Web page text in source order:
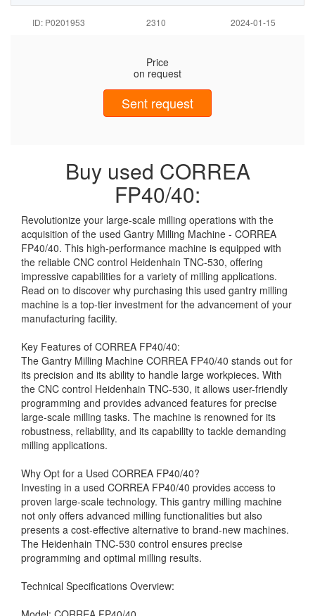
ID: P0201953 2310 2024-01-15
Price
on request
Sent request
Buy used CORREA
FP40/40:
Revolutionize your large-scale milling operations with the
acquisition of the used Gantry Milling Machine - CORREA
FP40/40. This high-performance machine is equipped with
the reliable CNC control Heidenhain TNC-530, offering
impressive capabilities for a variety of milling applications.
Read on to discover why purchasing this used gantry milling
machine is a top-tier investment for the advancement of your
manufacturing facility.
Key Features of CORREA FP40/40:
The Gantry Milling Machine CORREA FP40/40 stands out for
its precision and its ability to handle large workpieces. With
the CNC control Heidenhain TNC-530, it allows user-friendly
programming and provides advanced features for precise
large-scale milling tasks. The machine is renowned for its
robustness, reliability, and its capability to tackle demanding
milling applications.
Why Opt for a Used CORREA FP40/40?
Investing in a used CORREA FP40/40 provides access to
proven large-scale technology. This gantry milling machine
not only offers advanced milling functionalities but also
presents a cost-effective alternative to brand-new machines.
The Heidenhain TNC-530 control ensures precise
programming and optimal milling results.
Technical Specifications Overview: